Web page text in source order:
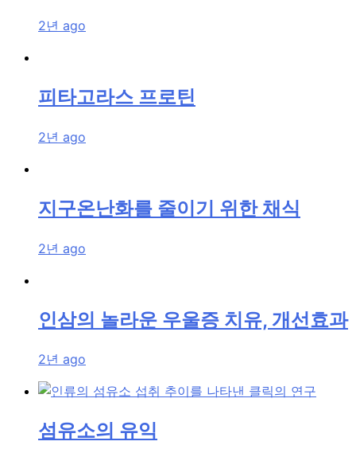
2년 ago
피타고라스 프로틴
2년 ago
지구온난화를 줄이기 위한 채식
2년 ago
인삼의 놀라운 우울증 치유, 개선효과
2년 ago
섬유소의 유익